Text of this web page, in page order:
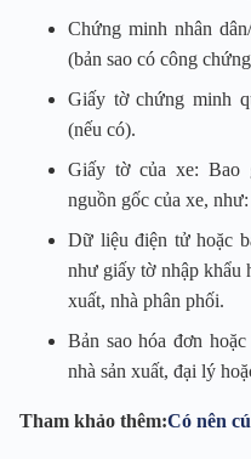
Chứng minh nhân
(bản sao có công
Giấy tờ chứng minh
(nếu có).
Giấy tờ của xe: Bao
nguồn gốc của xe, như:
Dữ liệu điện tử hoặc
như giấy tờ nhập khẩu
xuất, nhà phân phối.
Bản sao hóa đơn
nhà sản xuất, đại lý
Tham khảo thêm:Có nên